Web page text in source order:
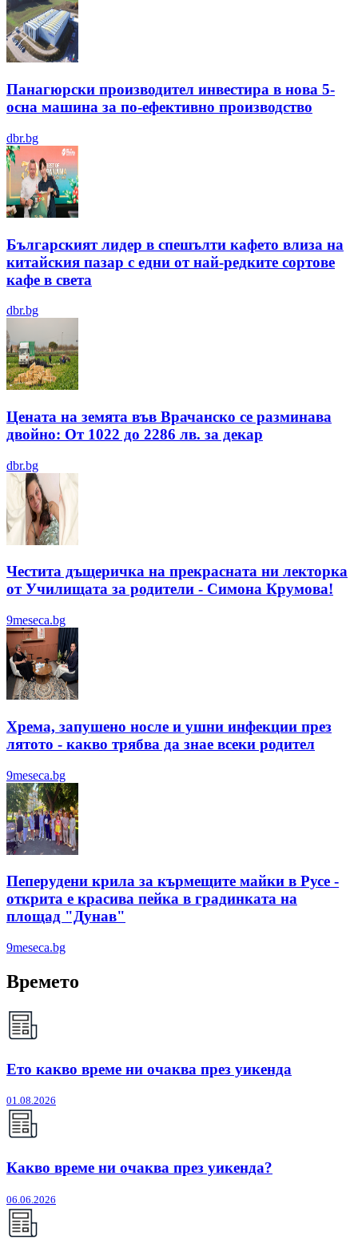
Панагюрски производител инвестира в нова 5-
осна машина за по-ефективно производство
dbr.bg
Българският лидер в спешълти кафето влиза на
китайския пазар с едни от най-редките сортове
кафе в света
dbr.bg
Цената на земята във Врачанско се разминава
двойно: От 1022 до 2286 лв. за декар
dbr.bg
Честита дъщеричка на прекрасната ни лекторка
от Училищата за родители - Симона Крумова!
9meseca.bg
Хрема, запушено носле и ушни инфекции през
лятотo - какво трябва да знае всеки родител
9meseca.bg
Пеперудени крила за кърмещите майки в Русе -
открита е красива пейка в градинката на
площад "Дунав"
9meseca.bg
Времето
Ето какво време ни очаква през уикенда
01.08.2026
Какво време ни очаква през уикенда?
06.06.2026